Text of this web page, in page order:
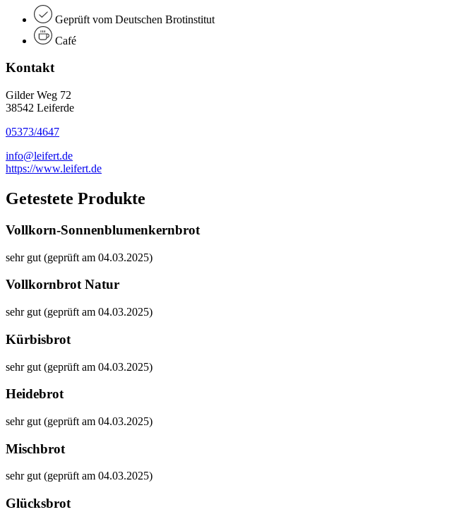
Geprüft vom Deutschen Brotinstitut
Café
Kontakt
Gilder Weg 72
38542 Leiferde
05373/4647
info@leifert.de
https://www.leifert.de
Getestete Produkte
Vollkorn-Sonnenblumenkernbrot
sehr gut (geprüft am 04.03.2025)
Vollkornbrot Natur
sehr gut (geprüft am 04.03.2025)
Kürbisbrot
sehr gut (geprüft am 04.03.2025)
Heidebrot
sehr gut (geprüft am 04.03.2025)
Mischbrot
sehr gut (geprüft am 04.03.2025)
Glücksbrot